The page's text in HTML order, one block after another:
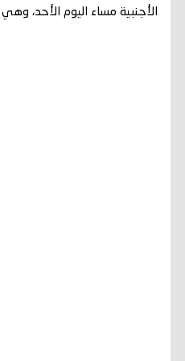
الأجنبية مساء اليوم الأحد،